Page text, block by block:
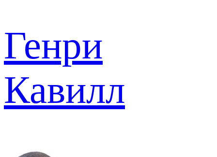
Генри
Кавилл